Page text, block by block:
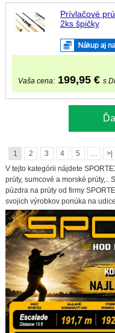
Prívlačové
2ks špičky
Vaša cena: 199,95 € s
1 2 3 4 5 …
>|
V tejto kategórii nájdete
prúty, sumcové a morské prúty,..
púzdra na prúty od firmy
svojich výrobkov ponúka na